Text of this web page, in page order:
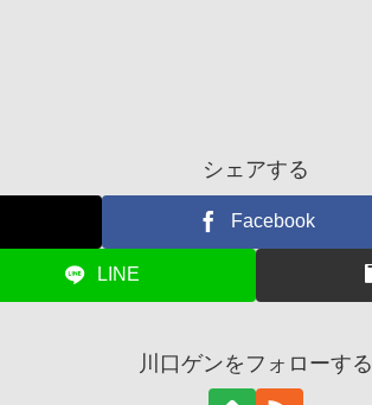
シェアする
Facebook
LINE
川口ゲンをフォローする